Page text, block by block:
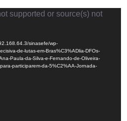
supported or source(s) not
sinasefe/wp-
de-lutas-em-Bras%C3%ADlia-DFOs-
Paula-da-Silva-e-Fernando-de-Oliveira-
participarem-da-5%C2%AA-Jornada-